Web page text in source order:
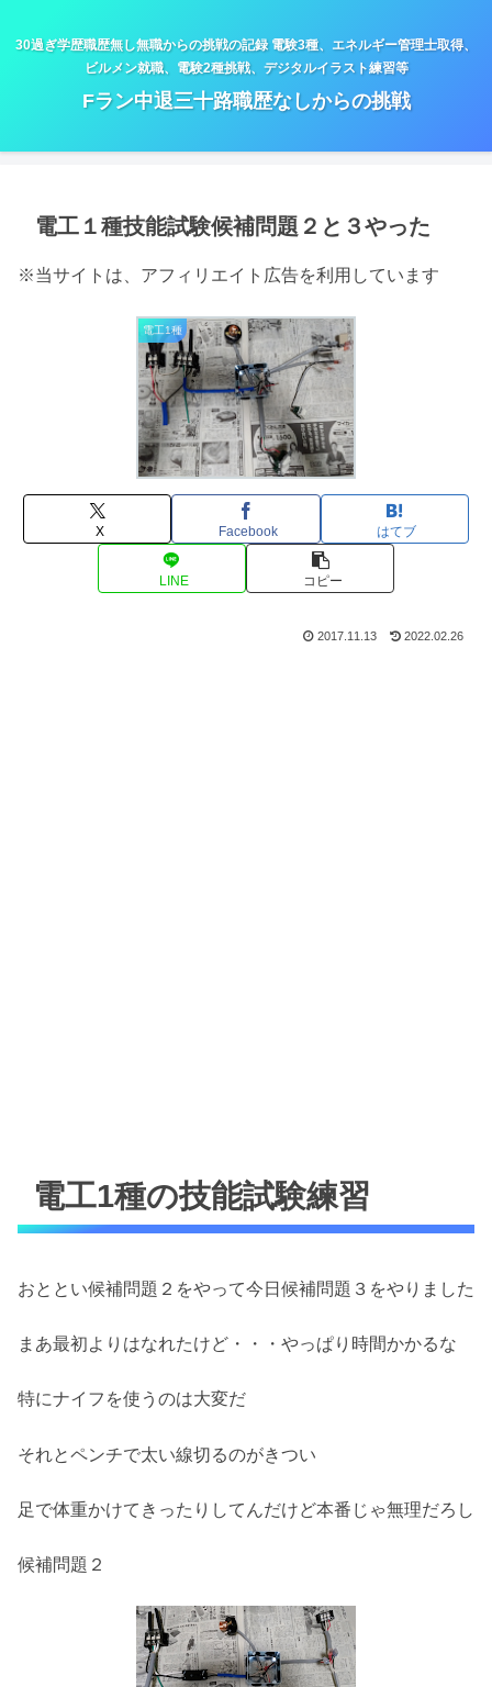
30過ぎ学歴職歴無し無職からの挑戦の記録 電験3種、エネルギー管理士取得、
ビルメン就職、電験2種挑戦、デジタルイラスト練習等
Fラン中退三十路職歴なしからの挑戦
電工１種技能試験候補問題２と３やった
※当サイトは、アフィリエイト広告を利用しています
電工1種
X Facebook はてブ
LINE コピー
2017.11.13 2022.02.26
電工1種の技能試験練習
おととい候補問題２をやって今日候補問題３をやりました
まあ最初よりはなれたけど・・・やっぱり時間かかるな
特にナイフを使うのは大変だ
それとペンチで太い線切るのがきつい
足で体重かけてきったりしてんだけど本番じゃ無理だろし
候補問題２